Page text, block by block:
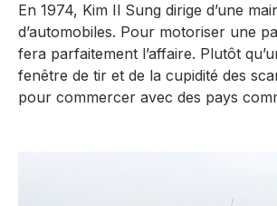
En 1974, Kim Il Sung dirige d’une
d’automobiles. Pour motoriser une
fera parfaitement l’affaire. Plutôt
fenêtre de tir et de la cupidité des
pour commercer avec des pays